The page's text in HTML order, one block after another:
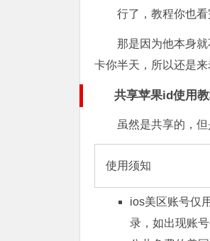
行了，教程你也
那是因为他本身
卡你半天，所以还是来
共享苹果id使用教
虽然是共享的，但
使用须知
ios美区账号仅
录，如出现账